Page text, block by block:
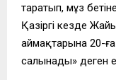
таратып, мұз
Қазіргі кезде
аймақтарына 20-
салынады» деген